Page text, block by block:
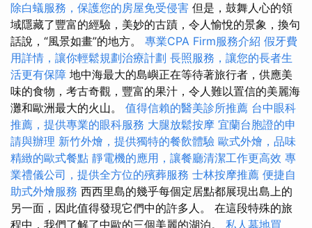
除白蟻服務，保護您的房屋免受侵害 但是，鼓舞人心的領
域隱藏了豐富的經驗，美妙的古蹟，令人愉悅的景象，換句
話說，“風景如畫”的地方。 專業CPA Firm服務介紹 假牙費
用詳情，讓你輕鬆規劃治療計劃 長照服務，讓您的長者生
活更有保障 地中海最大的島嶼正在等待著旅行者，供應美
味的食物，考古奇觀，豐富的果汁，令人難以置信的美麗海
灘和歐洲最大的火山。 值得信賴的醫美診所推薦 台中眼科
推薦，提供專業的眼科服務 大腿放鬆按摩 宜蘭台胞證的申
請與辦理 新竹外燴，提供獨特的餐飲體驗 歐式外燴，品味
精緻的歐式餐點 靜電機的應用，讓餐廳清潔工作更高效 專
業禮儀公司，提供全方位的殯葬服務 士林按摩推薦 便捷自
助式外燴服務 西西里島的幾乎每個定居點都展現出島上的
另一面，因此值得發現它們中的許多人。 在這段特殊的旅
程中，我們了解了中歐的三個美麗的湖泊。 私人墓地買